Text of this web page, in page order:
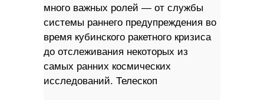
много важных ролей — от службы
системы раннего предупреждения во
время кубинского ракетного кризиса
до отслеживания некоторых из
самых ранних космических
исследований. Телескоп